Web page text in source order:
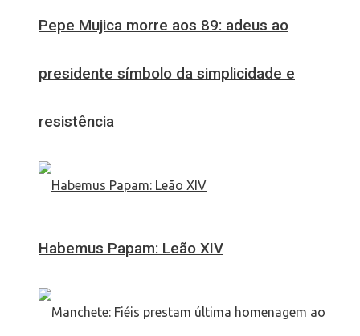
Pepe Mujica morre aos 89: adeus ao
presidente símbolo da simplicidade e
resistência
Habemus Papam: Leão XIV